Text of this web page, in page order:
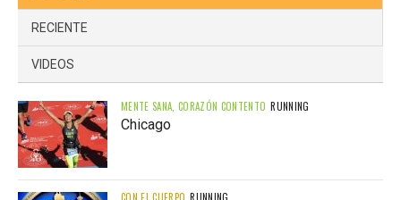
RECIENTE
VIDEOS
MENTE SANA, CORAZÓN CONTENTO RUNNING
Chicago